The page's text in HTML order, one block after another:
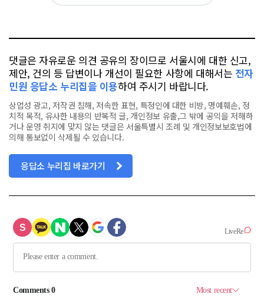
댓글은 자유로운 의견 공유의 장이므로 서울시에 대한 신고,
제안, 건의 등 답변이나 개선이 필요한 사항에 대해서는 전자
민원 응답소 누리집을 이용하여 주시기 바랍니다.
상업성 광고, 저작권 침해, 저속한 표현, 특정인에 대한 비방, 명예훼손, 정
치적 목적, 유사한 내용의 반복적 글, 개인정보 유출,그 밖에 공익을 저해하
거나 운영 취지에 맞지 않는 댓글은 서울특별시 조례 및 개인정보보호법에
의해 통보없이 삭제될 수 있습니다.
응답소 누리집 바로가기